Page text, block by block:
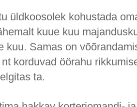
üldkoosolek kohustada
kuue kuu
kuu. Samas on
korduvad öörahu
ta.